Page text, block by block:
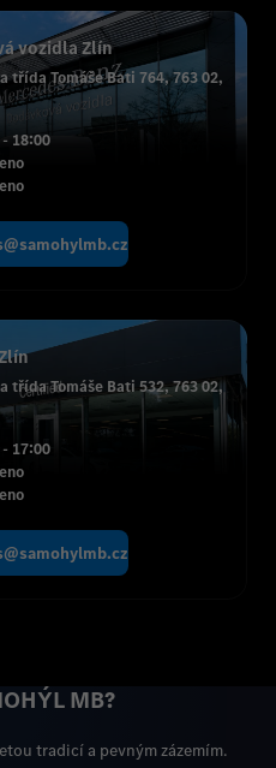
vozidla Zlín
třída Tomáše Bati 764, 763 02,
18:00
třída Tomáše Bati 532, 763 02,
17:00
MB?
tradicí a pevným zázemím.